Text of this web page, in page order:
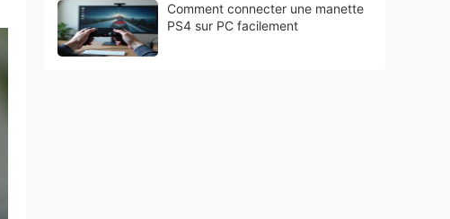
Comment connecter une manette
PS4 sur PC facilement